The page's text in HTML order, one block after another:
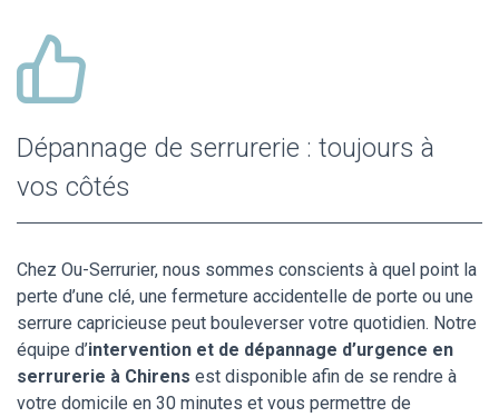
Dépannage de serrurerie : toujours à
vos côtés
Chez Ou-Serrurier, nous sommes conscients à quel point la
perte d’une clé, une fermeture accidentelle de porte ou une
serrure capricieuse peut bouleverser votre quotidien. Notre
équipe d’intervention et de dépannage d’urgence en
serrurerie à Chirens est disponible afin de se rendre à
votre domicile en 30 minutes et vous permettre de